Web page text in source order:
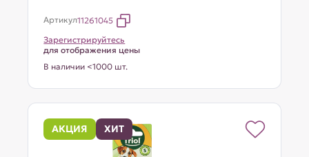
Артикул11261045
Зарегистрируйтесь
для отображения цены
В наличии <1000 шт.
АКЦИЯ ХИТ